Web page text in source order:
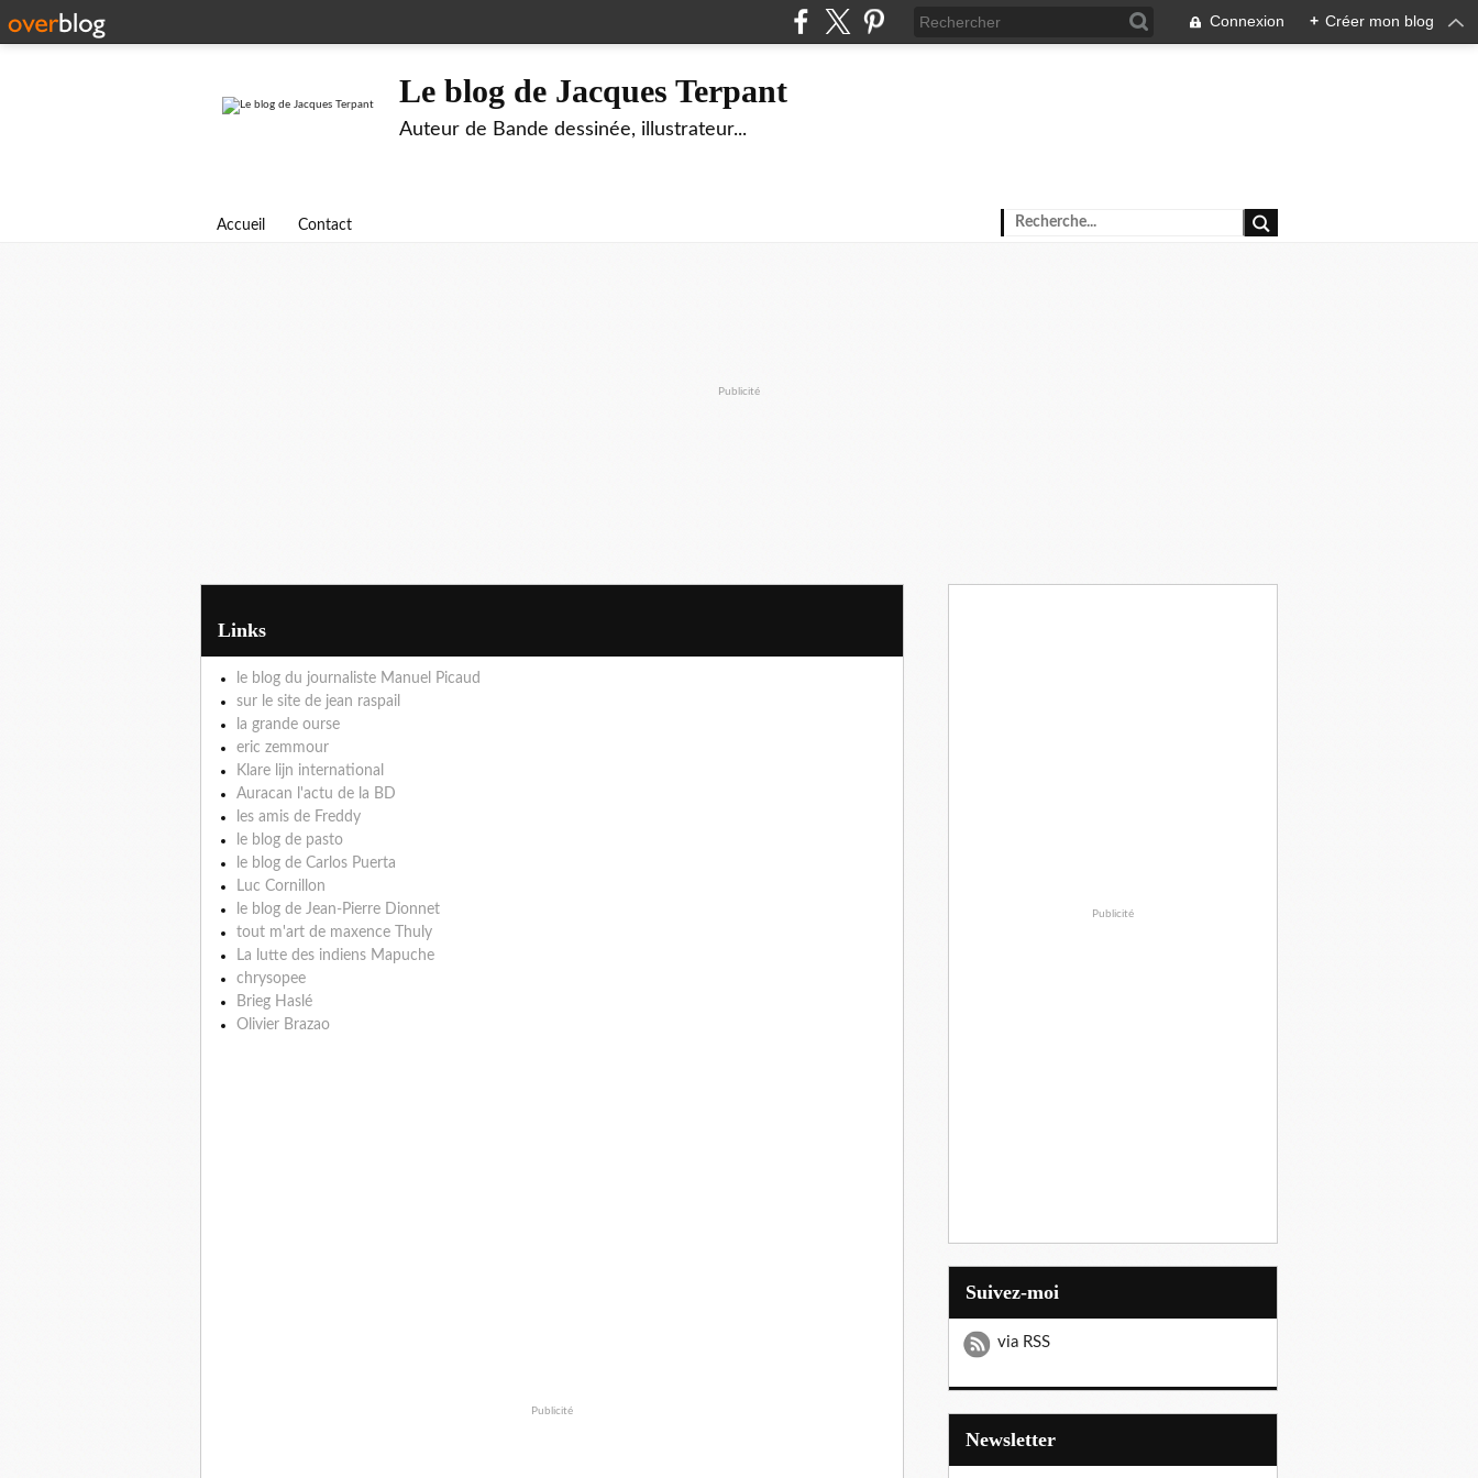
Connexion + Créer mon blog
Le blog de Jacques Terpant
Auteur de Bande dessinée, illustrateur...
Accueil Contact
Publicité
Links
le blog du journaliste Manuel Picaud
sur le site de jean raspail
la grande ourse
eric zemmour
Klare lijn international
Auracan l'actu de la BD
les amis de Freddy
le blog de pasto
le blog de Carlos Puerta
Luc Cornillon
le blog de Jean-Pierre Dionnet
tout m'art de maxence Thuly
La lutte des indiens Mapuche
chrysopee
Brieg Haslé
Olivier Brazao
Publicité
Publicité
Suivez-moi
via RSS
Newsletter